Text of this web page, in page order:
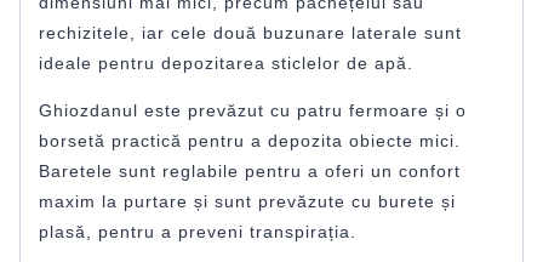
rechizitele, iar cele două buzunare laterale sunt
ideale pentru depozitarea sticlelor de apă.
Ghiozdanul este prevăzut cu patru fermoare și o
borsetă practică pentru a depozita obiecte mici.
Baretele sunt reglabile pentru a oferi un confort
maxim la purtare și sunt prevăzute cu burete și
plasă, pentru a preveni transpirația.